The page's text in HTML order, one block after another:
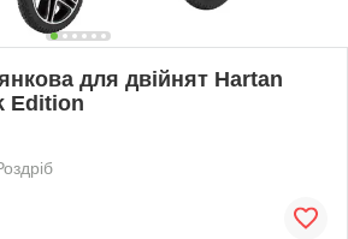
для двійнят Hartan
Edition